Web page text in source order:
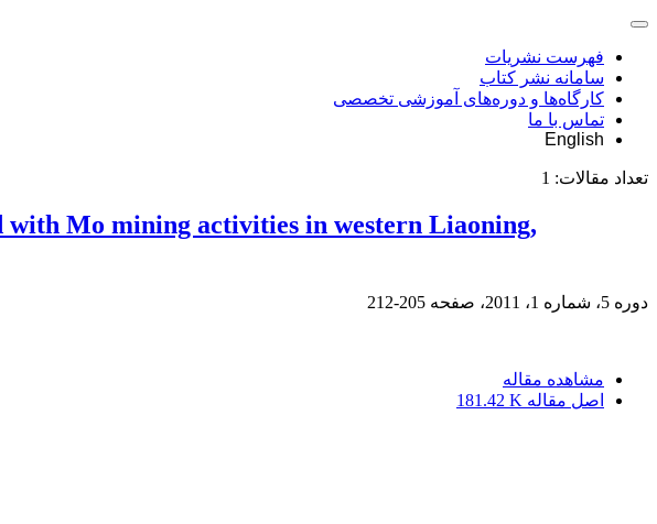
فهرست نشریات
سامانه نشر کتاب
کارگاه‌ها و دوره‌های آموزشی تخصصی
تماس با ما
English
تعداد مقالات: 1
Mo mining activities in western Liaoning,
دوره 5، شماره 1، 2011، صفحه 205-212
مشاهده مقاله
اصل مقاله 181.42 K